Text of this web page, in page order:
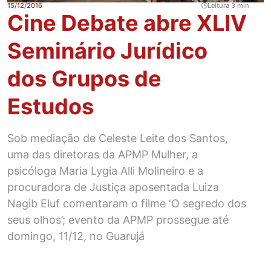
15/12/2016 Leitura 3 min
Cine Debate abre XLIV
Seminário Jurídico
dos Grupos de
Estudos
Sob mediação de Celeste Leite dos Santos,
uma das diretoras da APMP Mulher, a
psicóloga Maria Lygia Alli Molineiro e a
procuradora de Justiça aposentada Luiza
Nagib Eluf comentaram o filme ‘O segredo dos
seus olhos’; evento da APMP prossegue até
domingo, 11/12, no Guarujá